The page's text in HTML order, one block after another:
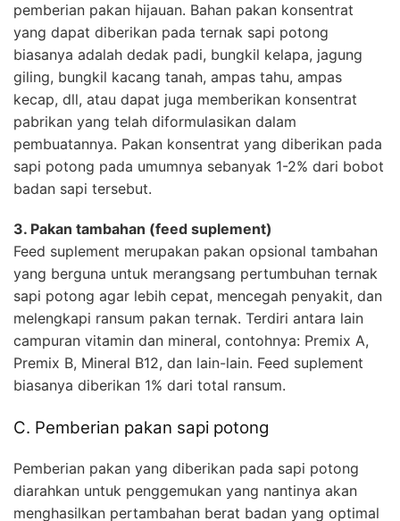
pemberian pakan hijauan. Bahan pakan konsentrat
yang dapat diberikan pada ternak sapi potong
biasanya adalah dedak padi, bungkil kelapa, jagung
giling, bungkil kacang tanah, ampas tahu, ampas
kecap, dll, atau dapat juga memberikan konsentrat
pabrikan yang telah diformulasikan dalam
pembuatannya. Pakan konsentrat yang diberikan pada
sapi potong pada umumnya sebanyak 1-2% dari bobot
badan sapi tersebut.
3. Pakan tambahan (feed suplement)
Feed suplement merupakan pakan opsional tambahan
yang berguna untuk merangsang pertumbuhan ternak
sapi potong agar lebih cepat, mencegah penyakit, dan
melengkapi ransum pakan ternak. Terdiri antara lain
campuran vitamin dan mineral, contohnya: Premix A,
Premix B, Mineral B12, dan lain-lain. Feed suplement
biasanya diberikan 1% dari total ransum.
C. Pemberian pakan sapi potong
Pemberian pakan yang diberikan pada sapi potong
diarahkan untuk penggemukan yang nantinya akan
menghasilkan pertambahan berat badan yang optimal